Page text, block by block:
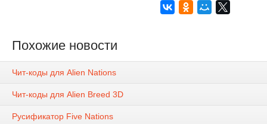
Похожие новости
Чит-коды для Alien Nations
Чит-коды для Alien Breed 3D
Русификатор Five Nations